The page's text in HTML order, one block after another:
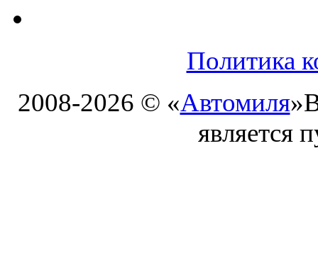
Политика
2008-2026 © «Автомиля»
является